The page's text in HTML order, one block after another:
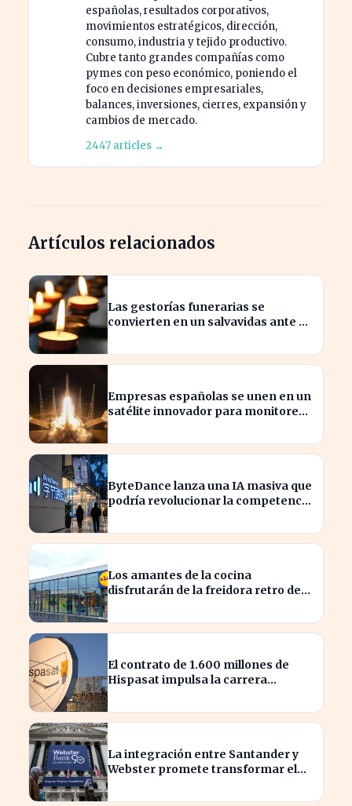
españolas, resultados corporativos,
movimientos estratégicos, dirección,
consumo, industria y tejido productivo.
Cubre tanto grandes compañías como
pymes con peso económico, poniendo el
foco en decisiones empresariales,
balances, inversiones, cierres, expansión y
cambios de mercado.
2447 articles →
Artículos relacionados
Las gestorías funerarias se
convierten en un salvavidas ante el
tras un fallecimiento.
Empresas españolas se unen en un
satélite innovador para monitorear
ByteDance lanza una IA masiva que
podría revolucionar la competencia
Los amantes de la cocina
disfrutarán de la freidora retro de
El contrato de 1.600 millones de
Hispasat impulsa la carrera
La integración entre Santander y
Webster promete transformar el